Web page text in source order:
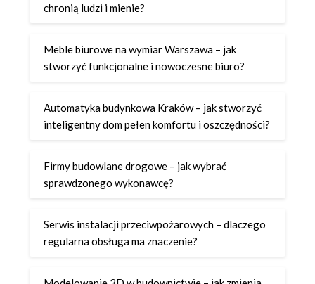
chronią ludzi i mienie?
Meble biurowe na wymiar Warszawa – jak
stworzyć funkcjonalne i nowoczesne biuro?
Automatyka budynkowa Kraków – jak stworzyć
inteligentny dom pełen komfortu i oszczędności?
Firmy budowlane drogowe – jak wybrać
sprawdzonego wykonawcę?
Serwis instalacji przeciwpożarowych – dlaczego
regularna obsługa ma znaczenie?